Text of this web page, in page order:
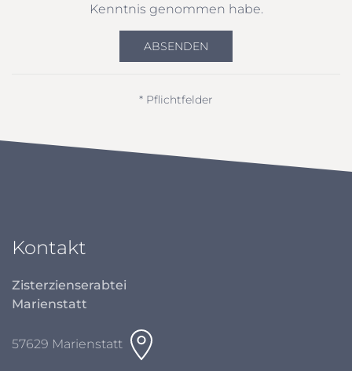
Kenntnis genommen habe.
ABSENDEN
* Pflichtfelder
Kontakt
Zisterzienserabtei
Marienstatt
57629 Marienstatt